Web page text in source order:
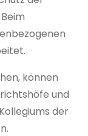
können
und
der